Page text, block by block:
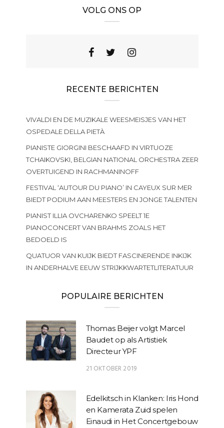
VOLG ONS OP
RECENTE BERICHTEN
VIVALDI EN DE MUZIKALE WEESMEISJES VAN HET
OSPEDALE DELLA PIETÀ
PIANISTE GIORGINI BESCHAAFD IN VIRTUOZE
TCHAIKOVSKI, BELGIAN NATIONAL ORCHESTRA ZEER
OVERTUIGEND IN RACHMANINOFF
FESTIVAL ‘AUTOUR DU PIANO’ IN CAYEUX SUR MER
BIEDT PODIUM AAN MEESTERS EN JONGE TALENTEN
PIANIST ILLIA OVCHARENKO SPEELT 1E
PIANOCONCERT VAN BRAHMS ZOALS HET
BEDOELD IS
QUATUOR VAN KUIJK BIEDT FASCINERENDE INKIJK
IN ANDERHALVE EEUW STRIJKKWARTETLITERATUUR
POPULAIRE BERICHTEN
Thomas Beijer volgt Marcel
Baudet op als Artistiek
Directeur YPF
21 OKTOBER 2019
Edelkitsch in Klanken: Iris Hond
en Kamerata Zuid spelen
Einaudi in Het Concertgebouw